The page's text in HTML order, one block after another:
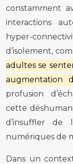
constamment
interactions
hyper-
d’isolement,
adultes se
augmentation
profusion
cette
d’insuffler de
numériques de
Dans un